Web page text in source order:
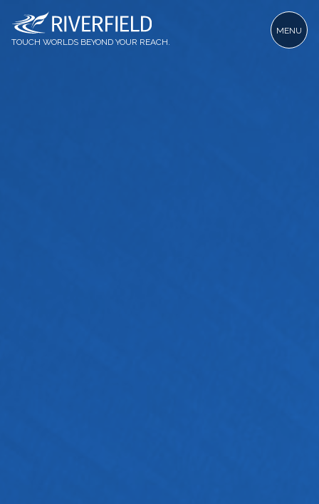
TOUCH WORLDS BEYOND YOUR REACH.
MENU